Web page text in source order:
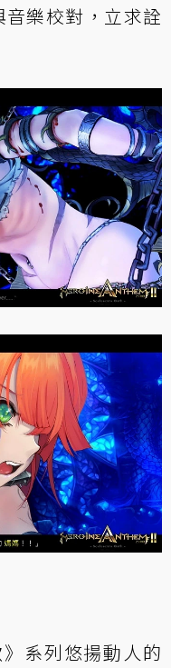
樂校對，立求詮
系列悠揚動人的